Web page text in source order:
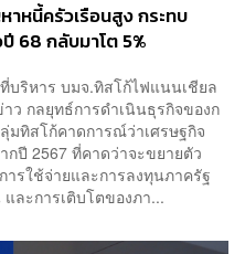
หนี้ครัวเรือนสูง กระทบ
68 กลับมาโต 5%
ริหาร บมจ.ทิสโก้ไฟแนนเชียล
ว กลยุทธ์การดำเนินธุรกิจของก
มทิสโก้คาดการณ์ว่าเศรษฐกิจ
ปี 2567 ที่คาดว่าจะขยายตัว
รใช้จ่ายและการลงทุนภาครัฐ
ละการเติบโตของภา...